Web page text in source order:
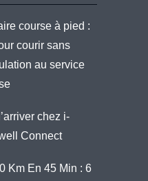
course à pied :
courir sans
au service
chez i-
Connect
Km En 45 Min : 6